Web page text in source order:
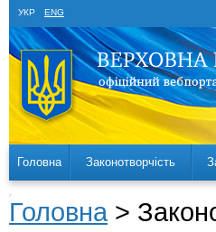
УКР ENG
Головна Законотворчість
Головна >